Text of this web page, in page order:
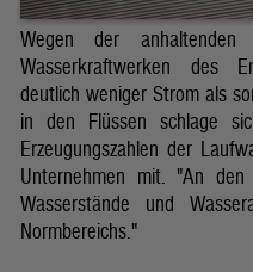
Wegen der
Wasserkraftwerken des
deutlich weniger Strom als
in den Flüssen schlage
Erzeugungszahlen der
Unternehmen mit. "An den
Wasserstände und
Normbereichs."